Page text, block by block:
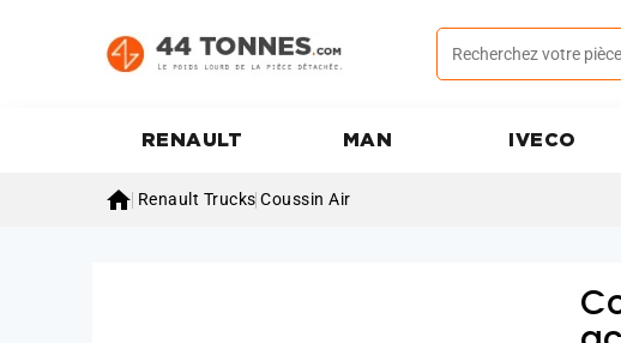
RENAULT MAN IVECO
 Renault Trucks Coussin Air